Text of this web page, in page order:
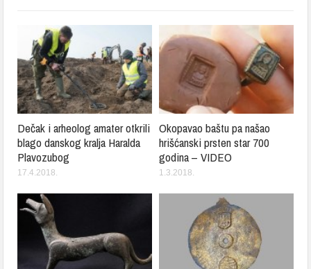
Dečak i arheolog amater otkrili
blago danskog kralja Haralda
Plavozubog
17.4.2018.
Okopavao baštu pa našao
hrišćanski prsten star 700
godina – VIDEO
1.3.2018.